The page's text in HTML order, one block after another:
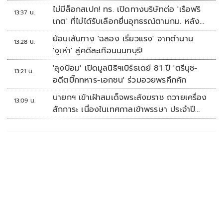
ปากท้อง
13:37 น.
ไม่มีล็อกสเปก! ทร. เปิดทางบริษัทต่อ 'เรือฟริ
เกต' ที่ไม่ได้รับเลือกยื่นอุทธรณ์ตามกม. หลัง
เซ็นอนุมัติเรียบร้อย
13:28 น.
ย้อนเส้นทาง 'ฉลอง เรี่ยวแรง' จากตำนาน
'งูเห่า' สู่คดีสะเทือนนนทบุรี!
13:21 น.
'ลุงป้อม' เปิดมูลนิธิฯเบิร์ธเดย์ 81 ปี 'ตรีนุช-
อดีตบิ๊กทหาร-เอกชน' ร่วมอวยพรคึกคัก
13:09 น.
นายกฯ เข้าเฝ้าสมเด็จพระสังฆราช ถวายเครื่อง
สักการะ เนื่องในเทศกาลเข้าพรรษา ประจำปี
2569